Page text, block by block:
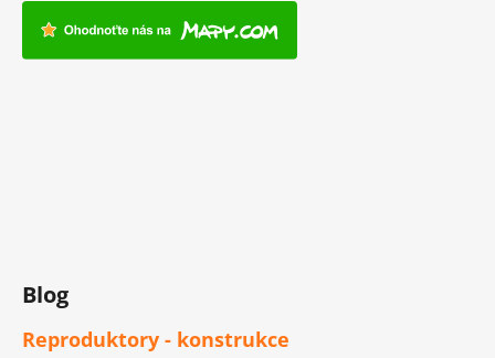
Blog
Reproduktory - konstrukce